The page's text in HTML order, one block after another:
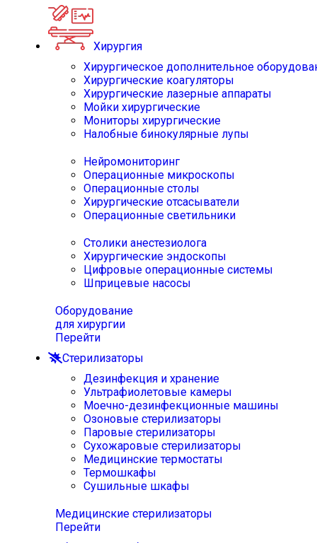
Хирургия
Хирургическое дополнительное
Хирургические коагуляторы
Хирургические лазерные аппараты
Мойки хирургические
Мониторы хирургические
Налобные бинокулярные лупы
Нейромониторинг
Операционные микроскопы
Операционные столы
Хирургические отсасыватели
Операционные светильники
Столики анестезиолога
Хирургические эндоскопы
Цифровые операционные системы
Шприцевые насосы
Оборудование
для хирургии
Перейти
Стерилизаторы
Дезинфекция и хранение
Ультрафиолетовые камеры
Моечно-дезинфекционные машины
Озоновые стерилизаторы
Паровые стерилизаторы
Сухожаровые стерилизаторы
Медицинские термостаты
Термошкафы
Сушильные шкафы
Медицинские стерилизаторы
Перейти